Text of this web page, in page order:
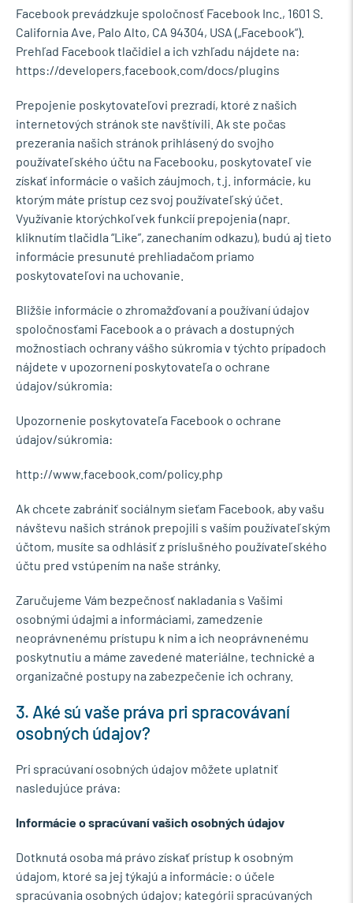
Facebook prevádzkuje spoločnosť Facebook Inc., 1601 S.
California Ave, Palo Alto, CA 94304, USA („Facebook“).
Prehľad Facebook tlačidiel a ich vzhľadu nájdete na:
https://developers.facebook.com/docs/plugins
Prepojenie poskytovateľovi prezradí, ktoré z našich
internetových stránok ste navštívili. Ak ste počas
prezerania našich stránok prihlásený do svojho
používateľského účtu na Facebooku, poskytovateľ vie
získať informácie o vašich záujmoch, t.j. informácie, ku
ktorým máte prístup cez svoj používateľský účet.
Využívanie ktorýchkoľvek funkcií prepojenia (napr.
kliknutím tlačidla “Like”, zanechaním odkazu), budú aj tieto
informácie presunuté prehliadačom priamo
poskytovateľovi na uchovanie.
Bližšie informácie o zhromažďovaní a používaní údajov
spoločnosťami Facebook a o právach a dostupných
možnostiach ochrany vášho súkromia v týchto prípadoch
nájdete v upozornení poskytovateľa o ochrane
údajov/súkromia:
Upozornenie poskytovateľa Facebook o ochrane
údajov/súkromia:
http://www.facebook.com/policy.php
Ak chcete zabrániť sociálnym sieťam Facebook, aby vašu
návštevu našich stránok prepojili s vaším používateľským
účtom, musíte sa odhlásiť z príslušného používateľského
účtu pred vstúpením na naše stránky.
Zaručujeme Vám bezpečnosť nakladania s Vašimi
osobnými údajmi a informáciami, zamedzenie
neoprávnenému prístupu k nim a ich neoprávnenému
poskytnutiu a máme zavedené materiálne, technické a
organizačné postupy na zabezpečenie ich ochrany.
3. Aké sú vaše práva pri spracovávaní
osobných údajov?
Pri spracúvaní osobných údajov môžete uplatniť
nasledujúce práva:
Informácie o spracúvaní vašich osobných údajov
Dotknutá osoba má právo získať prístup k osobným
údajom, ktoré sa jej týkajú a informácie: o účele
spracúvania osobných údajov; kategórii spracúvaných